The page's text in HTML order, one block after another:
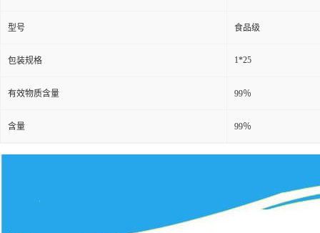
型号 食品级
包装规格 1*25
有效物质含量 99％
含量 99％